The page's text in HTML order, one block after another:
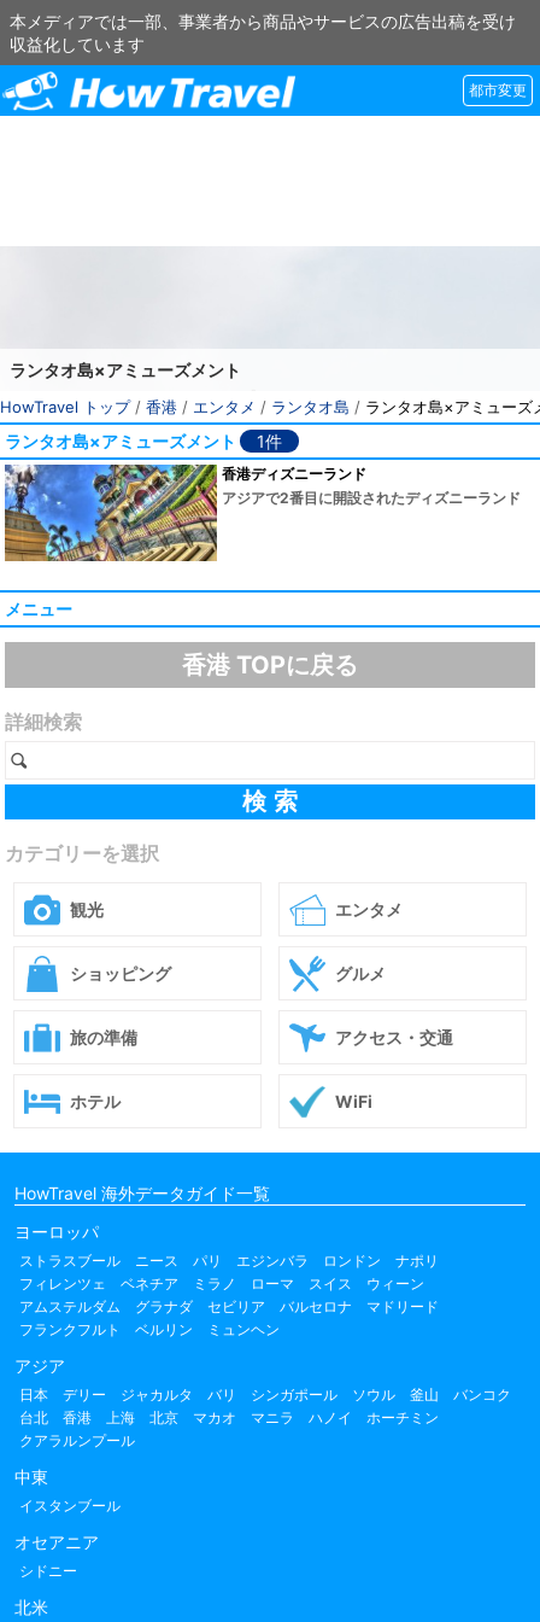
本メディアでは一部、事業者から商品やサービスの広告出稿を受け
収益化しています
都市変更
ランタオ島×アミューズメント
HowTravel トップ/ 香港 / エンタメ / ランタオ島 / ランタオ島×アミューズ
ランタオ島×アミューズメント 1件
香港ディズニーランド
アジアで2番目に開設されたディズニーランド
メニュー
香港 TOPに戻る
詳細検索
カテゴリーを選択
観光 エンタメ
ショッピング グルメ
旅の準備 アクセス・交通
ホテル WiFi
HowTravel 海外データガイド一覧
ヨーロッパ
ストラスブール ニース パリ エジンバラ ロンドン
ナポリ
フィレンツェ
ベネチア ミラノ ローマ スイス
ウィーン
アムステルダム
グラナダ セビリア バルセロナ
マドリード
フランクフルト
ベルリン ミュンヘン
アジア
日本 デリー ジャカルタ バリ シンガポール ソウル 釜山
バンコク
台北
香港 上海 北京 マカオ マニラ ハノイ
ホーチミン
クアラルンプール
中東
イスタンブール
オセアニア
シドニー
北米